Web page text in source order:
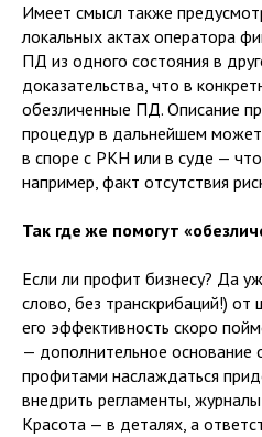
Имеет смысл также
локальных актах оператора
ПД из одного состояния в
доказательства, что в
обезличенные ПД. Описание
процедур в дальнейшем
в споре с РКН или в суде —
например, факт отсутствия
Так где же помогут
Если ли профит бизнесу? Да
слово, без транскрибаций!)
его эффективность скоро
— дополнительное
профитами наслаждаться
внедрить регламенты,
Красота — в деталях, а